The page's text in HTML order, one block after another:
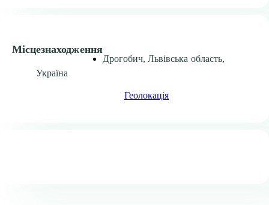
Місцезнаходження
Дрогобич, Львівська область,
Україна
Геолокація